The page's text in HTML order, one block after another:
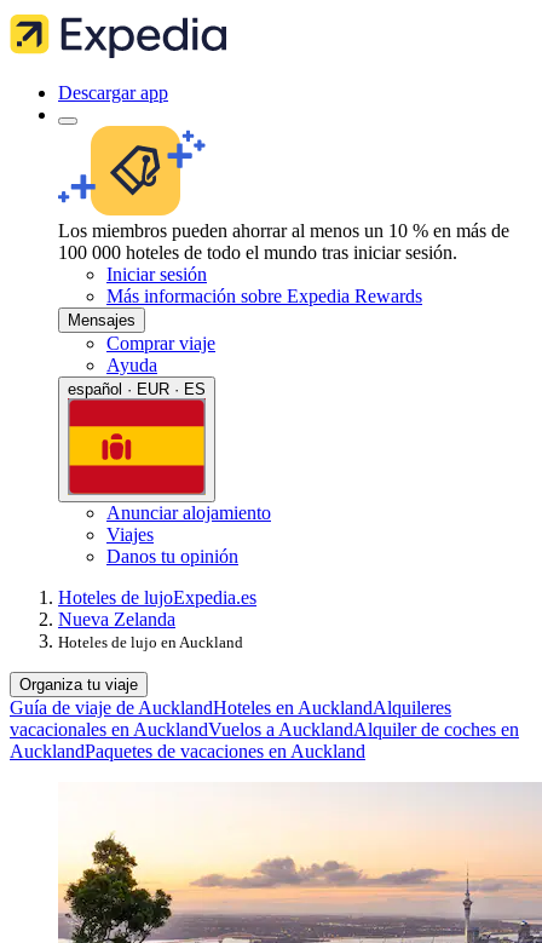
Descargar app
Los miembros pueden ahorrar al menos un 10 % en más de
100 000 hoteles de todo el mundo tras iniciar sesión.
Iniciar sesión
Más información sobre Expedia Rewards
Mensajes
Comprar viaje
Ayuda
español · EUR · ES
Anunciar alojamiento
Viajes
Danos tu opinión
Hoteles de lujoExpedia.es
Nueva Zelanda
Hoteles de lujo en Auckland
Organiza tu viaje
Guía de viaje de AucklandHoteles en AucklandAlquileres
vacacionales en AucklandVuelos a AucklandAlquiler de coches en
AucklandPaquetes de vacaciones en Auckland